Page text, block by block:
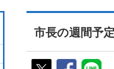
市長の週間予